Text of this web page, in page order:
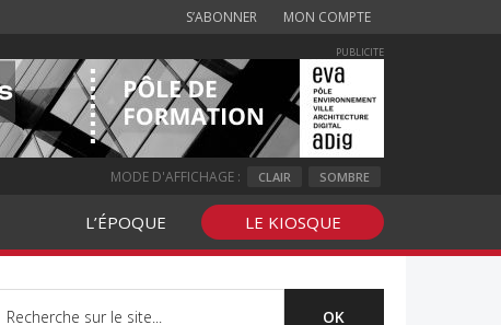
S’ABONNER MON COMPTE
PUBLICITE
MODE D'AFFICHAGE : CLAIR SOMBRE
L’ÉPOQUE LE KIOSQUE